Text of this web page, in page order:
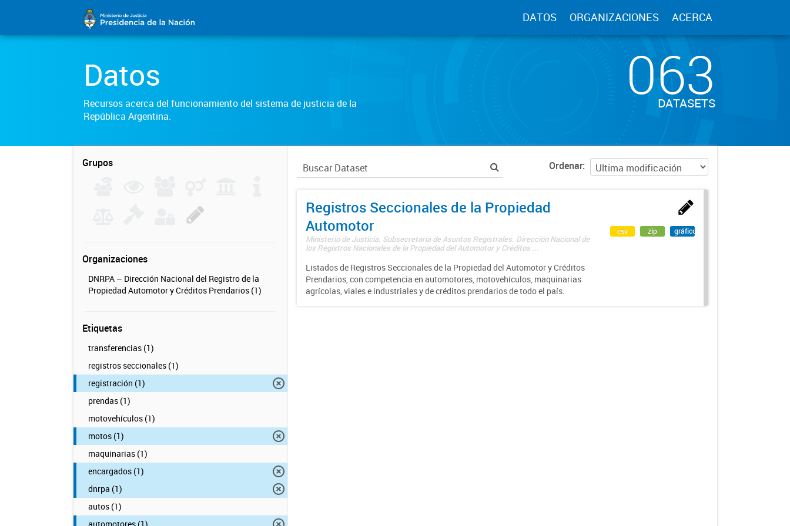
DATOS ORGANIZACIONES ACERCA
Datos
Recursos acerca del funcionamiento del sistema de justicia de la
República Argentina.
063
DATASETS
Grupos
Organizaciones
DNRPA – Dirección Nacional del Registro de la
Propiedad Automotor y Créditos Prendarios (1)
Etiquetas
transferencias (1)
registros seccionales (1)
registración (1)
prendas (1)
motovehículos (1)
motos (1)
maquinarias (1)
encargados (1)
dnrpa (1)
autos (1)
Ordenar
Registros Seccionales de la Propiedad
Automotor
Ministerio de Justicia. Subsecretaría de Asuntos Registrales. Dirección Nacional de
los Registros Nacionales de la Propiedad del Automotor y Créditos ...
Listados de Registros Seccionales de la Propiedad del Automotor y Créditos
Prendarios, con competencia en automotores, motovehículos, maquinarias
agrícolas, viales e industriales y de créditos prendarios de todo el país.
csv zip gráfico